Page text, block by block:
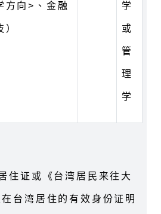
方向>、金融
）
学
或
管
理
学
住证或《台湾居民来往大
台湾居住的有效身份证明